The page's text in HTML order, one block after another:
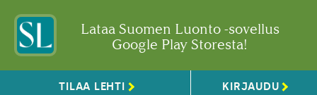
Lataa Suomen Luonto -sovellus
Google Play Storesta!
TILAA LEHTI KIRJAUDU